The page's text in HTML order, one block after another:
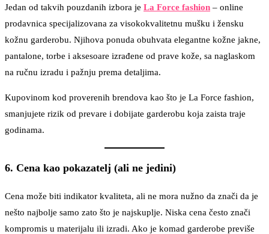
Jedan od takvih pouzdanih izbora je La Force fashion – online
prodavnica specijalizovana za visokokvalitetnu mušku i žensku
kožnu garderobu. Njihova ponuda obuhvata elegantne kožne jakne,
pantalone, torbe i aksesoare izrađene od prave kože, sa naglaskom
na ručnu izradu i pažnju prema detaljima.
Kupovinom kod proverenih brendova kao što je La Force fashion,
smanjujete rizik od prevare i dobijate garderobu koja zaista traje
godinama.
6. Cena kao pokazatelj (ali ne jedini)
Cena može biti indikator kvaliteta, ali ne mora nužno da znači da je
nešto najbolje samo zato što je najskuplje. Niska cena često znači
kompromis u materijalu ili izradi. Ako je komad garderobe previše